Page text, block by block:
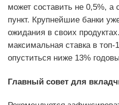
может составить не 0,5%, а
пункт. Крупнейшие банки
ожидания в своих
максимальная ставка в топ-
опуститься ниже 13%
Главный совет для